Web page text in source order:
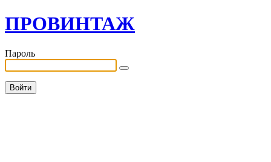
ПРОВИНТАЖ
Пароль